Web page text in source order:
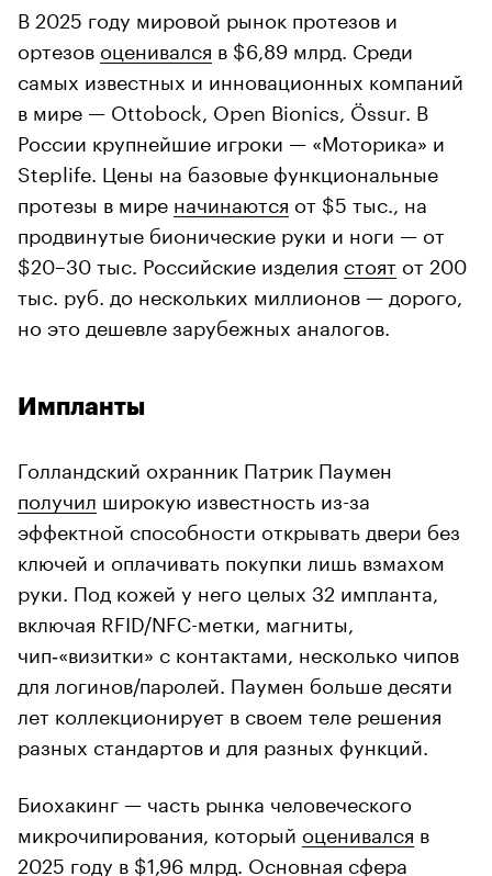
В 2025 году мировой рынок протезов и
ортезов оценивался в $6,89 млрд. Среди
самых известных и инновационных компаний
в мире — Ottobock, Open Bionics, Össur. В
России крупнейшие игроки — «Моторика» и
Steplife. Цены на базовые функциональные
протезы в мире начинаются от $5 тыс., на
продвинутые бионические руки и ноги — от
$20–30 тыс. Российские изделия стоят от 200
тыс. руб. до нескольких миллионов — дорого,
но это дешевле зарубежных аналогов.
Импланты
Голландский охранник Патрик Паумен
получил широкую известность из-за
эффектной способности открывать двери без
ключей и оплачивать покупки лишь взмахом
руки. Под кожей у него целых 32 импланта,
включая RFID/NFC-метки, магниты,
чип‑«визитки» с контактами, несколько чипов
для логинов/паролей. Паумен больше десяти
лет коллекционирует в своем теле решения
разных стандартов и для разных функций.
Биохакинг — часть рынка человеческого
микрочипирования, который оценивался в
2025 году в $1,96 млрд. Основная сфера